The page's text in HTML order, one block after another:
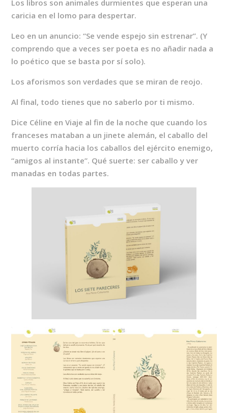
Los libros son animales durmientes que esperan una
caricia en el lomo para despertar.
Leo en un anuncio: “Se vende espejo sin estrenar”. (Y
comprendo que a veces ser poeta es no añadir nada a
lo poético que se basta por sí solo).
Los aforismos son verdades que se miran de reojo.
Al final, todo tienes que no saberlo por ti mismo.
Dice Céline en Viaje al fin de la noche que cuando los
franceses mataban a un jinete alemán, el caballo del
muerto corría hacia los caballos del ejército enemigo,
“amigos al instante”. Qué suerte: ser caballo y ver
manadas en todas partes.